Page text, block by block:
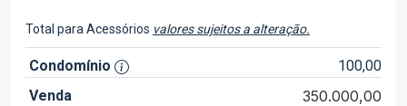
Total para Acessórios valores sujeitos a alteração.
Condomínio
100,00
Venda
350.000,00